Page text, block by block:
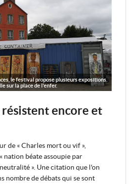
le festival propose plusieurs expositions.
sur la place de l'enfer.
résistent encore et
de « Charles mort ou vif »,
nation béate assoupie par
». Une citation que l'on
nombre de débats qui se sont